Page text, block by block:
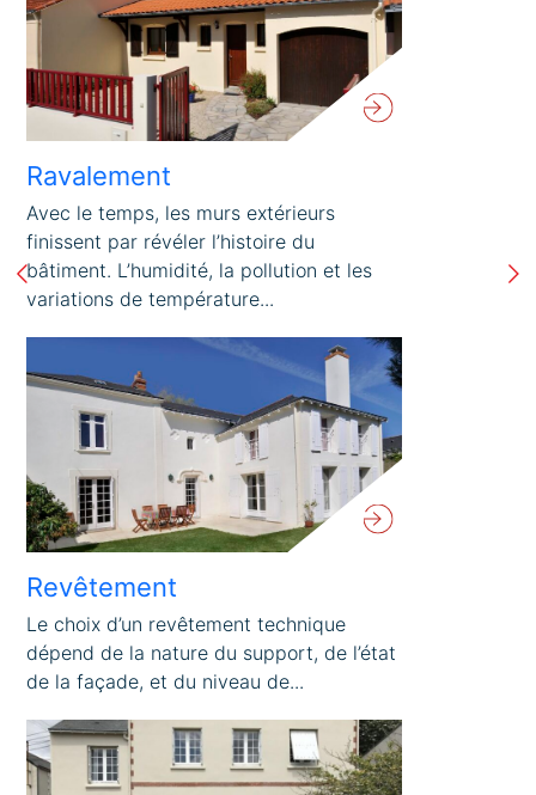
Ravalement
Avec le temps, les murs extérieurs
finissent par révéler l’histoire du
bâtiment. L’humidité, la pollution et les
variations de température...
Revêtement
Le choix d’un revêtement technique
dépend de la nature du support, de l’état
de la façade, et du niveau de...